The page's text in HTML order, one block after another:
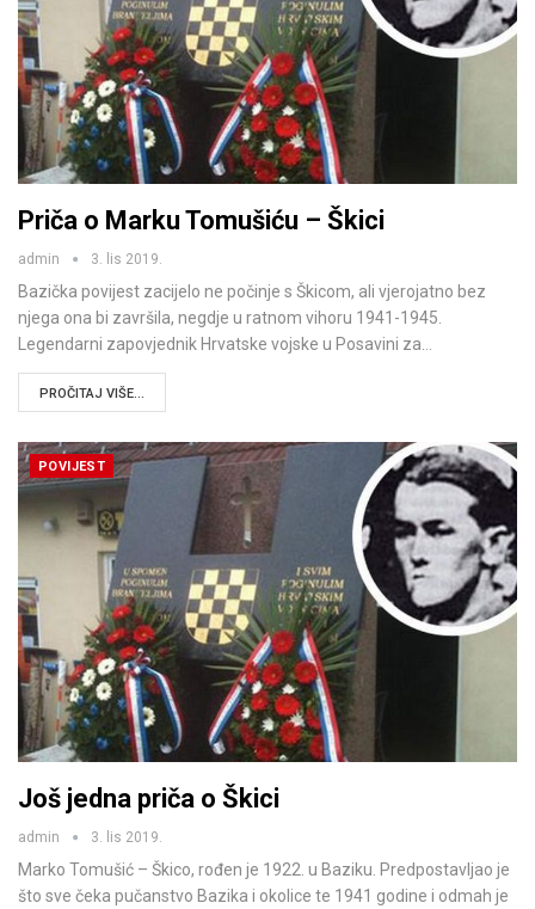
Priča o Marku Tomušiću – Škici
admin 3. lis 2019.
Bazička povijest zacijelo ne počinje s Škicom, ali vjerojatno bez
njega ona bi završila, negdje u ratnom vihoru 1941-1945.
Legendarni zapovjednik Hrvatske vojske u Posavini za…
PROČITAJ VIŠE...
POVIJEST
Još jedna priča o Škici
admin 3. lis 2019.
Marko Tomušić – Škico, rođen je 1922. u Baziku. Predpostavljao je
što sve čeka pučanstvo Bazika i okolice te 1941 godine i odmah je